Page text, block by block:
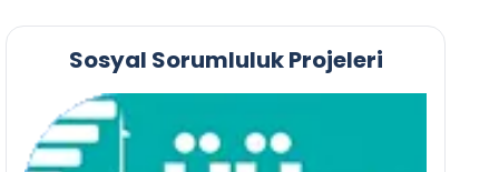
Sosyal Sorumluluk Projeleri